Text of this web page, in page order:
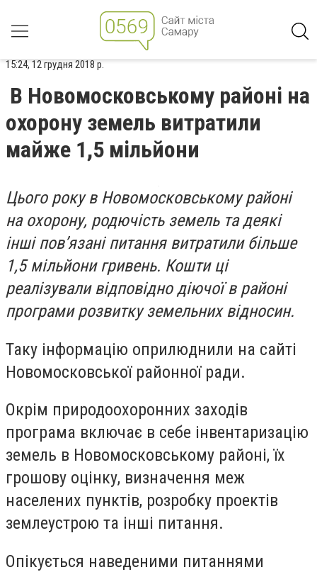
15:24, 12 грудня 2018 р.
В Новомосковському районі на
охорону земель витратили
майже 1,5 мільйони
Цього року в Новомосковському районі
на охорону, родючість земель та деякі
інші пов’язані питання витратили більше
1,5 мільйони гривень. Кошти ці
реалізували відповідно діючої в районі
програми розвитку земельних відносин.
Таку інформацію оприлюднили на сайті
Новомосковської районної ради.
Окрім природоохоронних заходів
програма включає в себе інвентаризацію
земель в Новомосковському районі, їх
грошову оцінку, визначення меж
населених пунктів, розробку проектів
землеустрою та інші питання.
Опікується наведеними питаннями